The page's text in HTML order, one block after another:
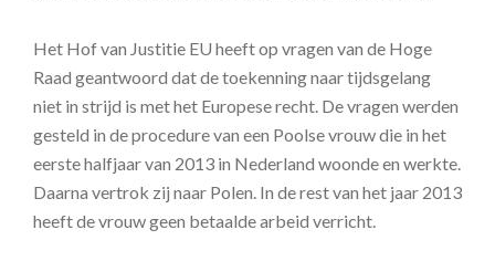
Het Hof van Justitie EU heeft op vragen van de Hoge
Raad geantwoord dat de toekenning naar tijdsgelang
niet in strijd is met het Europese recht. De vragen werden
gesteld in de procedure van een Poolse vrouw die in het
eerste halfjaar van 2013 in Nederland woonde en werkte.
Daarna vertrok zij naar Polen. In de rest van het jaar 2013
heeft de vrouw geen betaalde arbeid verricht.